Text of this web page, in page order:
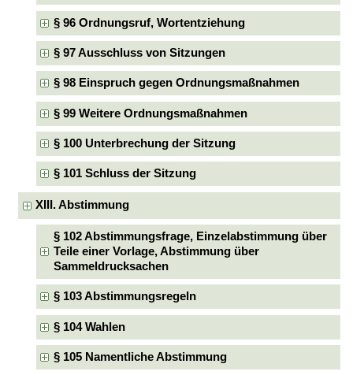
§ 96 Ordnungsruf, Wortentziehung
§ 97 Ausschluss von Sitzungen
§ 98 Einspruch gegen Ordnungsmaßnahmen
§ 99 Weitere Ordnungsmaßnahmen
§ 100 Unterbrechung der Sitzung
§ 101 Schluss der Sitzung
XIII. Abstimmung
§ 102 Abstimmungsfrage, Einzelabstimmung über
Teile einer Vorlage, Abstimmung über
Sammeldrucksachen
§ 103 Abstimmungsregeln
§ 104 Wahlen
§ 105 Namentliche Abstimmung